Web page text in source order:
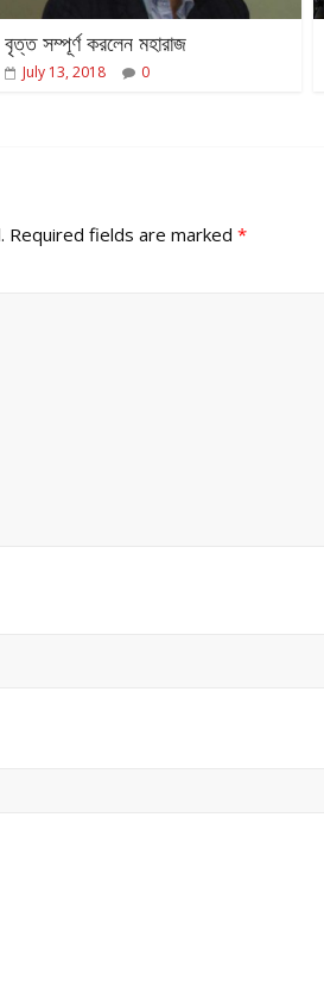
বৃত্ত সম্পূর্ণ করলেন মহারাজ
July 13, 2018 0
Required fields are marked *